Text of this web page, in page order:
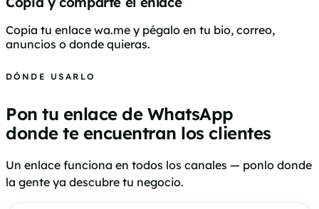
Copia tu enlace wa.me y pégalo en tu bio, correo,
anuncios o donde quieras.
DÓNDE USARLO
Pon tu enlace de WhatsApp
donde te encuentran los clientes
Un enlace funciona en todos los canales — ponlo donde
la gente ya descubre tu negocio.